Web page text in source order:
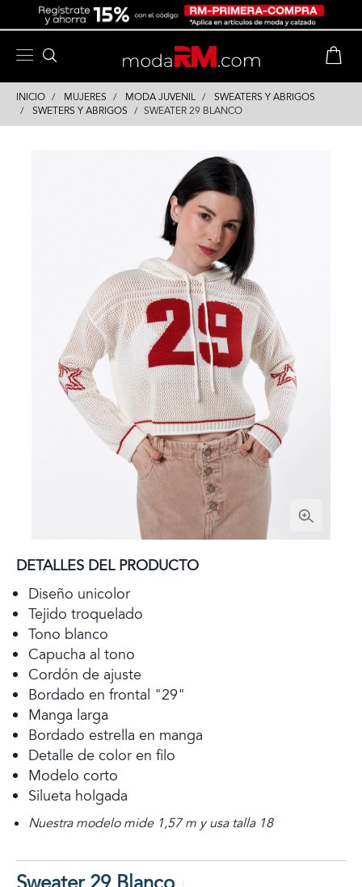
INICIO MUJERES MODA JUVENIL
SWEATERS Y ABRIGOS
SWETERS Y ABRIGOS
SWEATER 29 BLANCO
DETALLES DEL PRODUCTO
Diseño unicolor
Tejido troquelado
Tono blanco
Capucha al tono
Cordón de ajuste
Bordado en frontal "29"
Manga larga
Bordado estrella en manga
Detalle de color en filo
Modelo corto
Silueta holgada
Nuestra modelo mide 1,57 m y usa talla 18